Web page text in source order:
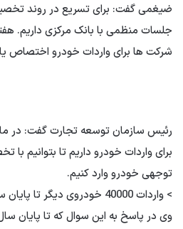
ضیغمی گفت: برای تسریع در روند
شرکت ها برای واردات خودرو اختصاص
رئیس سازمان توسعه تجارت گفت: در
برای واردات خودرو داریم تا بتوانیم
توجهی خودرو وارد کنیم.
> واردات 40000 خودروی دیگر تا پایان سال
وی در پاسخ به این سوال که تا پایان